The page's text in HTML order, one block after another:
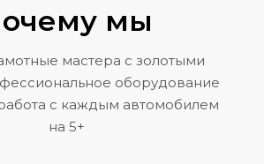
мы
мастера с золотыми
оборудование
с каждым автомобилем
на 5+